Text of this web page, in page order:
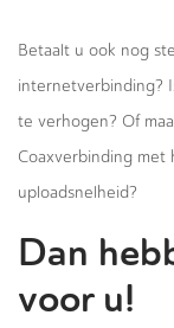
Betaalt u ook nog
internetverbinding?
te verhogen? Of
Coaxverbinding met
uploadsnelheid?
Dan
voor u!